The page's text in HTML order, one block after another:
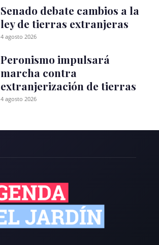
Senado debate cambios a la
ley de tierras extranjeras
4 agosto 2026
Peronismo impulsará
marcha contra
extranjerización de tierras
4 agosto 2026